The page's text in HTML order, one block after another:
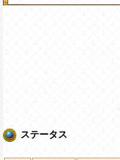
ステータス